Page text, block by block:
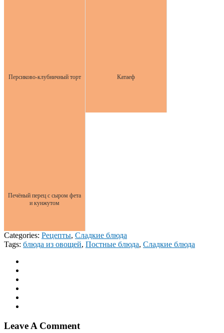
Персиково-клубничный торт Катаеф
Печёный перец с сыром фета
и кунжутом
Categories: Рецепты, Сладкие блюда
Tags: блюда из овощей, Постные блюда, Сладкие блюда
Leave A Comment